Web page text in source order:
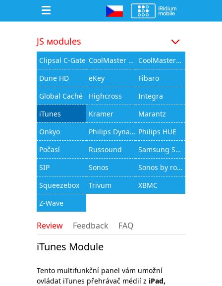
JS мodules
Clipsal C-Gate CoolMaster 1000D
CoolMasterNet
Dune HD
eKey
Fibaro
Global Caché
Highcross
Integra
iTunes
Kramer
Marantz
Onkyo
Philips Dynalite Philips HUE
Počasí
Russound
Samsung Smart TV
SIP
Sonos
Sonos by rocfusion
Squeezebox
Trivum
XBMC
Z-Wave
Review Feedback FAQ
iTunes Module
Tento multifunkční panel vám umožní
ovládat iTunes přehrávač médií z iPad,